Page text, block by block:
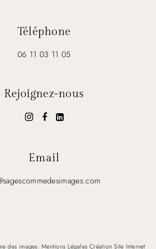
Téléphone
06 11 03 11 05
Rejoignez-nous
Email
des images.Mentions Légales Création Site Internet